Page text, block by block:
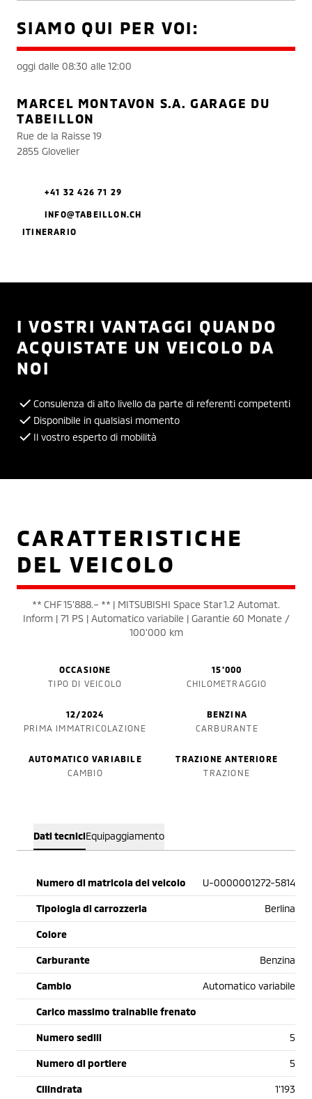
SIAMO QUI PER VOI:
oggi dalle 08:30 alle 12:00
MARCEL MONTAVON S.A. GARAGE DU
TABEILLON
Rue de la Raisse 19
2855 Glovelier
+41 32 426 71 29
INFO@TABEILLON.CH
ITINERARIO
I VOSTRI VANTAGGI QUANDO
ACQUISTATE UN VEICOLO DA
NOI
Consulenza di alto livello da parte di referenti competenti
Disponibile in qualsiasi momento
Il vostro esperto di mobilità
CARATTERISTICHE
DEL VEICOLO
** CHF 15'888.– ** | MITSUBISHI Space Star 1.2 Automat.
Inform | 71 PS | Automatico variabile | Garantie 60 Monate /
100'000 km
OCCASIONE
TIPO DI VEICOLO
15'000
CHILOMETRAGGIO
12/2024
PRIMA IMMATRICOLAZIONE
BENZINA
CARBURANTE
AUTOMATICO VARIABILE
CAMBIO
TRAZIONE ANTERIORE
TRAZIONE
Dati tecniciEquipaggiamento
Numero di matricola del veicolo U-0000001272-5814
Tipologia di carrozzeria Berlina
Colore
Carburante Benzina
Cambio Automatico variabile
Carico massimo trainabile frenato
Numero sedili 5
Numero di portiere 5
Cilindrata 1'193